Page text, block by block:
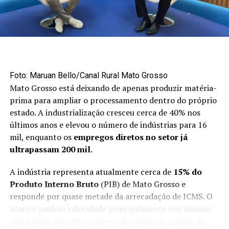
“Poderia ter sido mais não fosse o conflito no Oriente
Médio. Neste ano, embora tenhamos tido um aumento
Mercado externo concentra
oportunidades no primeiro semestre
Apesar do avanço das exportações, a maior parte da
produção brasileira de maçãs ainda permanece no
mercado interno. Cerca de 90% da fruta produzida no
país é destinada ao consumidor brasileiro.
O primeiro semestre é considerado uma janela
estratégica para as vendas externas porque coincide
com o período de entressafra do hemisfério norte,
Foto: Maruan Bello/Canal Rural Mato Grosso
Mato Grosso está deixando de apenas produzir matéria-
prima para ampliar o processamento dentro do próprio
estado. A industrialização cresceu cerca de 40% nos
últimos anos e elevou o número de indústrias para 16
mil, enquanto osempregos diretos no setor já
ultrapassam 200 mil.
A indústria representa atualmente cerca de 15% do
Produto Interno Bruto(PIB) de Mato Grosso e
responde por quase metade da arrecadação de ICMS. O
avanço ganhou velocidade principalmente nos últimos